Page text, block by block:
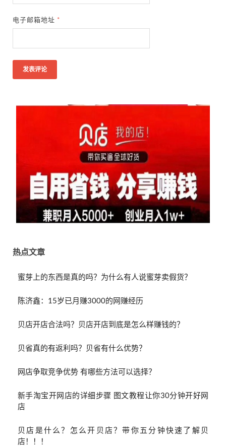
电子邮箱地址 *
热点文章
蜜芽上的东西是真的吗？为什么有人说蜜芽卖假货？
陈济鑫：15岁已月赚3000的网赚经历
贝店开店合法吗？贝店开店到底是怎么样赚钱的？
贝省真的有返利吗？贝省有什么优势？
网店争取竞争优势 有哪些方法可以选择？
新手淘宝开网店的详细步骤 图文教程让你30分钟开好网
店
贝店是什么？怎么开贝店？带你五分钟快速了解贝
店！！！